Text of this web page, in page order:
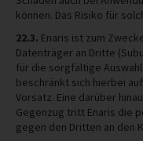
können. Das Risiko für
22.3. Enaris ist zum
Datenträger an Dritte
für die sorgfältige Auswahl
beschränkt sich hierbei
Vorsatz. Eine darüber
Gegenzug tritt Enaris die
gegen den Dritten an den